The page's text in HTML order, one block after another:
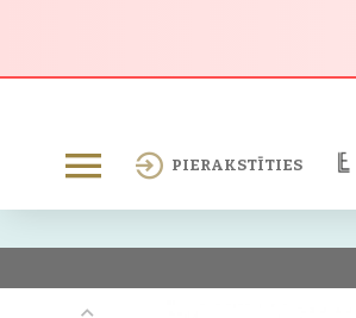
PIERAKSTĪTIES